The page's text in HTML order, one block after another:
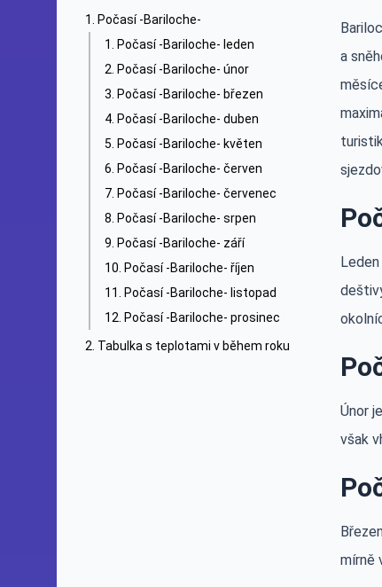
Počasí -Bariloche-
Počasí -Bariloche- leden
Počasí -Bariloche- únor
Počasí -Bariloche- březen
Počasí -Bariloche- duben
Počasí -Bariloche- květen
Počasí -Bariloche- červen
Počasí -Bariloche- červenec
Počasí -Bariloche- srpen
Počasí -Bariloche- září
Počasí -Bariloche- říjen
Počasí -Bariloche- listopad
Počasí -Bariloche- prosinec
Tabulka s teplotami v během roku
a
Únor
však
mírně